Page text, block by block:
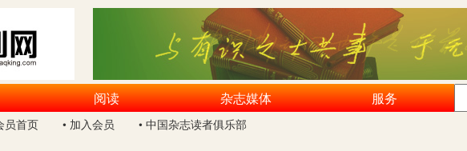
阅读 杂志媒体 服务
员首页 • 加入会员 • 中国杂志读者俱乐部